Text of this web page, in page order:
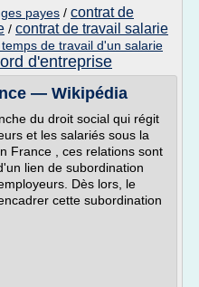
payes / contrat de
/ contrat de travail salarie
de travail d'un salarie
d'entreprise
— Wikipédia
du droit social qui régit
et les salariés sous la
France , ces relations sont
lien de subordination
Dès lors, le
cette subordination